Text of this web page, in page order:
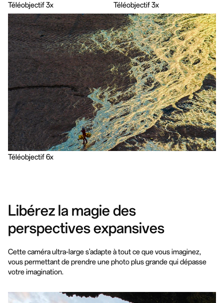
Téléobjectif 3x Téléobjectif 3x
Téléobjectif 6x
Libérez la magie des
perspectives expansives
Cette caméra ultra-large s'adapte à tout ce que vous imaginez,
vous permettant de prendre une photo plus grande qui dépasse
votre imagination.